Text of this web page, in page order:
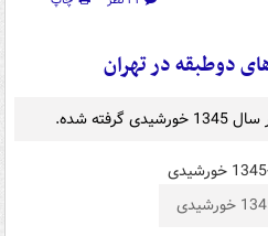
دوطبقه در تهران
شده.